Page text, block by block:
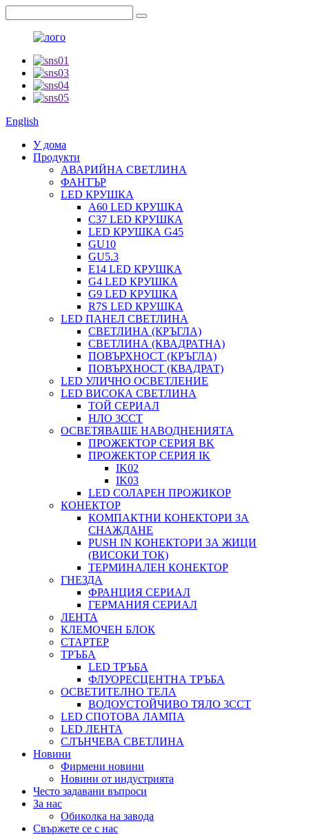
English
У дома
Продукти
АВАРИЙНА СВЕТЛИНА
ФАНТЪР
LED КРУШКА
А60 LED КРУШКА
C37 LED КРУШКА
LED КРУШКА G45
GU10
GU5.3
Е14 LED КРУШКА
G4 LED КРУШКА
G9 LED КРУШКА
R7S LED КРУШКА
LED ПАНЕЛ СВЕТЛИНА
СВЕТЛИНА (КРЪГЛА)
СВЕТЛИНА (КВАДРАТНА)
ПОВЪРХНОСТ (КРЪГЛА)
ПОВЪРХНОСТ (КВАДРАТ)
LED УЛИЧНО ОСВЕТЛЕНИЕ
LED ВИСОКА СВЕТЛИНА
ТОЙ СЕРИАЛ
НЛО 3CCT
ОСВЕТЯВАШЕ НАВОДНЕНИЯТА
ПРОЖЕКТОР СЕРИЯ BK
ПРОЖЕКТОР СЕРИЯ IK
IK02
IK03
LED СОЛАРЕН ПРОЖИКОР
КОНЕКТОР
КОМПАКТНИ КОНЕКТОРИ ЗА
СНАЖДАНЕ
PUSH IN КОНЕКТОРИ ЗА ЖИЦИ
(ВИСОКИ ТОК)
ТЕРМИНАЛЕН КОНЕКТОР
ГНЕЗДА
ФРАНЦИЯ СЕРИАЛ
ГЕРМАНИЯ СЕРИАЛ
ЛЕНТА
КЛЕМОЧЕН БЛОК
СТАРТЕР
ТРЪБА
LED ТРЪБА
ФЛУОРЕСЦЕНТНА ТРЪБА
ОСВЕТИТЕЛНО ТЕЛА
ВОДОУСТОЙЧИВО ТЯЛО 3CCT
LED СПОТОВА ЛАМПА
LED ЛЕНТА
СЛЪНЧЕВА СВЕТЛИНА
Новини
Фирмени новини
Новини от индустрията
Често задавани въпроси
За нас
Обиколка на завода
Свържете се с нас